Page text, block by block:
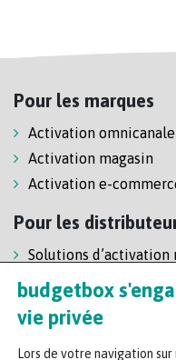
Pour les marques
Activation omnicanale
Activation magasin
Activation e-
Pour les
Solutions
Solution de self-
Régie enseigne
budgetbox
vie privée
Lors de votre navigation